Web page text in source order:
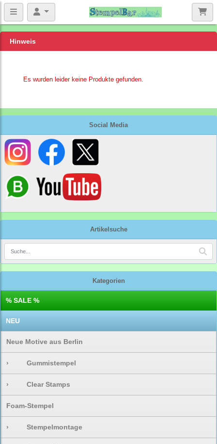
Social Media
Artikelsuche
Kategorien
% SALE %
NEU
Neue Motive aus Berlin
› Gummistempel
› Clear Stamps
Foam-Stempel
› Stempelmontage
Hinweis
Es wurden leider keine Produkte gefunden.